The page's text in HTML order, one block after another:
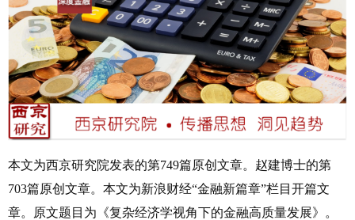
本文为西京研究院发表的第749篇原创文章。赵建博士的第
703篇原创文章。本文为新浪财经“金融新篇章”栏目开篇文
章。原文题目为《复杂经济学视角下的金融高质量发展》。